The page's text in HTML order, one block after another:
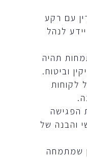
עם רקע
לנהל
תהיה
וביטוח.
לקוחות
הפגישה
והבנה של
שמתמחה